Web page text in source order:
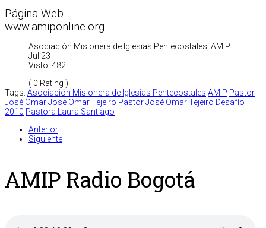
Página Web
www.amiponline.org
Asociación Misionera de Iglesias Pentecostales, AMIP
Jul 23
Visto: 482
( 0 Rating )
Tags: Asociación Misionera de Iglesias Pentecostales AMIP Pastor
José OmarJosé Omar Tejeiro Pastor José Omar Tejeiro Desafío
2010 Pastora Laura Santiago
Anterior
Siguiente
AMIP Radio Bogotá